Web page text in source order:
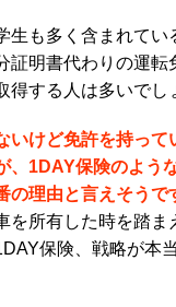
生も多く含まれてい
証明書代わりの運転
得する人は多いでし
いけど免許を持って
、1DAY保険のよう
の理由と言えそうで
を所有した時を踏ま
保険、戦略が本